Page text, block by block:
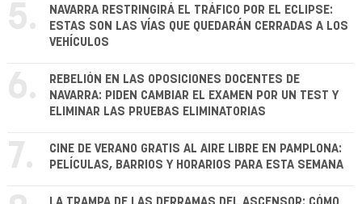
5.
NAVARRA RESTRINGIRÁ EL TRÁFICO POR EL ECLIPSE:
ESTAS SON LAS VÍAS QUE QUEDARÁN CERRADAS A LOS
VEHÍCULOS
6.
REBELIÓN EN LAS OPOSICIONES DOCENTES DE
NAVARRA: PIDEN CAMBIAR EL EXAMEN POR UN TEST Y
ELIMINAR LAS PRUEBAS ELIMINATORIAS
7.
CINE DE VERANO GRATIS AL AIRE LIBRE EN PAMPLONA:
PELÍCULAS, BARRIOS Y HORARIOS PARA ESTA SEMANA